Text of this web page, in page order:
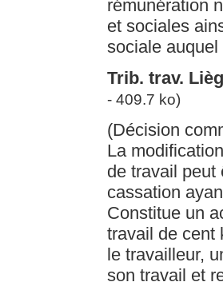
rémunération
et sociales
sociale
Trib. trav.
- 409.7 ko)
(Décision
La
de travail peut
cassation
Constitue un
travail de cent
le travailleur,
son travail et